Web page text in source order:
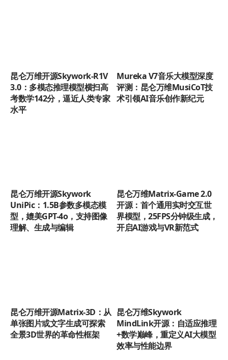
昆仑万维开源Skywork-R1V
3.0：多模态推理模型横扫高
考数学142分，逼近人类专家
水平
Mureka V7音乐大模型深度
评测：昆仑万维MusiCoT技
术引领AI音乐创作新纪元
昆仑万维开源Skywork
UniPic：1.5B参数多模态模
型，媲美GPT-4o，支持图像
理解、生成与编辑
昆仑万维Matrix-Game 2.0
开源：首个通用实时交互世
界模型，25FPS分钟级生成，
开启AI游戏与VR新范式
昆仑万维开源Matrix-3D：从
单张图片或文字生成可探索
全景3D世界的革命性框架
昆仑万维Skywork
MindLink开源：自适应推理
+数学巅峰，重定义AI大模型
效率与性能边界